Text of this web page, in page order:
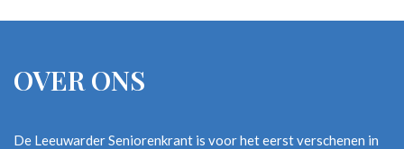
OVER ONS
De Leeuwarder Seniorenkrant is voor het eerst verschenen in